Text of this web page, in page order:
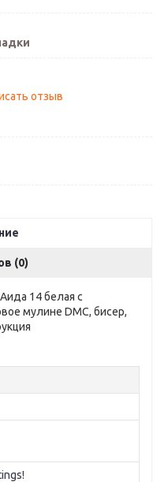
отзыв
(0)
14 белая с
мулине DMC, бисер,